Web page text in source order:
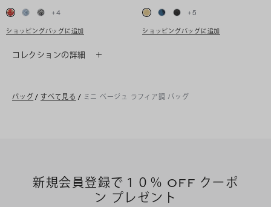
+4
ショッピングバッグに追加
+5
ショッピングバッグに追加
コレクションの詳細
バッグ / すべて見る / ミニ ベージュ ラフィア調 バッグ
新規会員登録で１０％ OFF クーポ
ン プレゼント